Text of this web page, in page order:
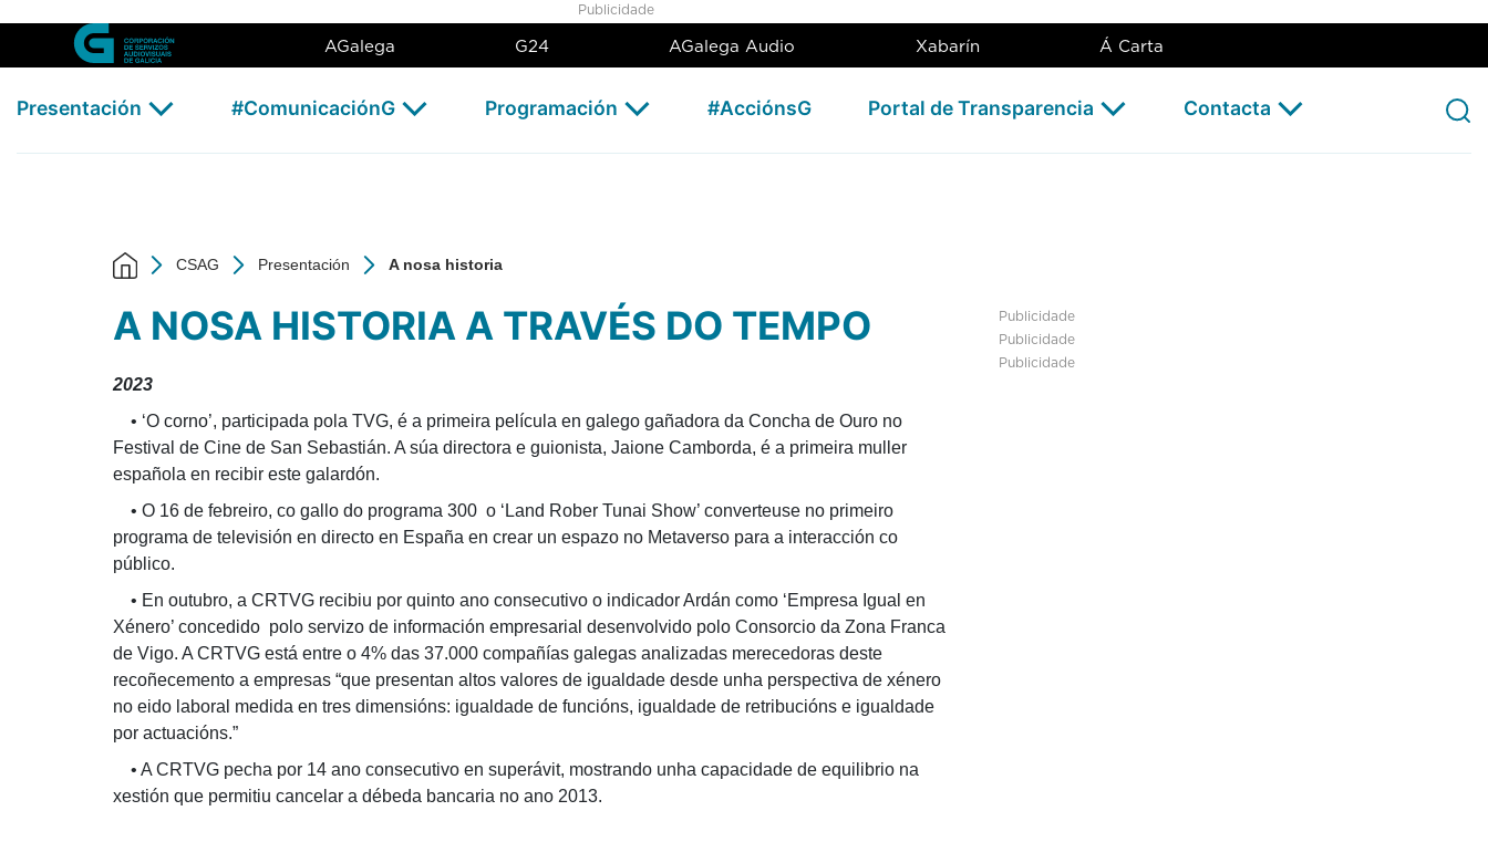
Skip to Main Content
A nosa historia - CSAG Publicidade
AGalega G24 AGalega Audio Xabarín Á Carta
Presentación #ComunicaciónG Programación #AcciónsG Portal de Transparencia Contacta
CSAG Presentación A nosa historia
A NOSA HISTORIA A TRAVÉS DO TEMPO
2023
• ‘O corno’, participada pola TVG, é a primeira película en galego gañadora da Concha de Ouro no
Festival de Cine de San Sebastián. A súa directora e guionista, Jaione Camborda, é a primeira muller
española en recibir este galardón.
• O 16 de febreiro, co gallo do programa 300 o ‘Land Rober Tunai Show’ converteuse no primeiro
programa de televisión en directo en España en crear un espazo no Metaverso para a interacción co
público.
• En outubro, a CRTVG recibiu por quinto ano consecutivo o indicador Ardán como ‘Empresa Igual en
Xénero’ concedido polo servizo de información empresarial desenvolvido polo Consorcio da Zona Franca
de Vigo. A CRTVG está entre o 4% das 37.000 compañías galegas analizadas merecedoras deste
recoñecemento a empresas “que presentan altos valores de igualdade desde unha perspectiva de xénero
no eido laboral medida en tres dimensións: igualdade de funcións, igualdade de retribucións e igualdade
por actuacións.”
• A CRTVG pecha por 14 ano consecutivo en superávit, mostrando unha capacidade de equilibrio na
xestión que permitiu cancelar a débeda bancaria no ano 2013.
Publicidade
Publicidade
Publicidade